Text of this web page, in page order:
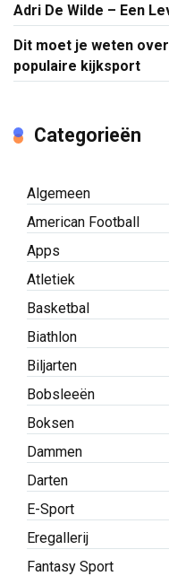
Adri De Wilde – Een
Dit moet je weten
populaire kijksport
Categorieën
Algemeen
American Football
Apps
Atletiek
Basketbal
Biathlon
Biljarten
Bobsleeën
Boksen
Dammen
Darten
E-Sport
Eregallerij
Fantasy Sport